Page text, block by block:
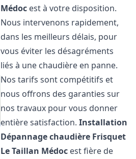
Médoc est à votre disposition.
Nous intervenons rapidement,
dans les meilleurs délais, pour
vous éviter les désagréments
liés à une chaudière en panne.
Nos tarifs sont compétitifs et
nous offrons des garanties sur
nos travaux pour vous donner
entière satisfaction.Installation
Dépannage chaudière Frisquet
Le Taillan Médoc est fière de